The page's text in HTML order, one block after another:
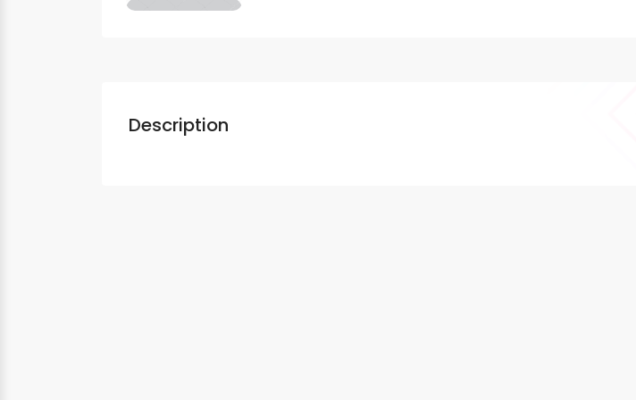
Description